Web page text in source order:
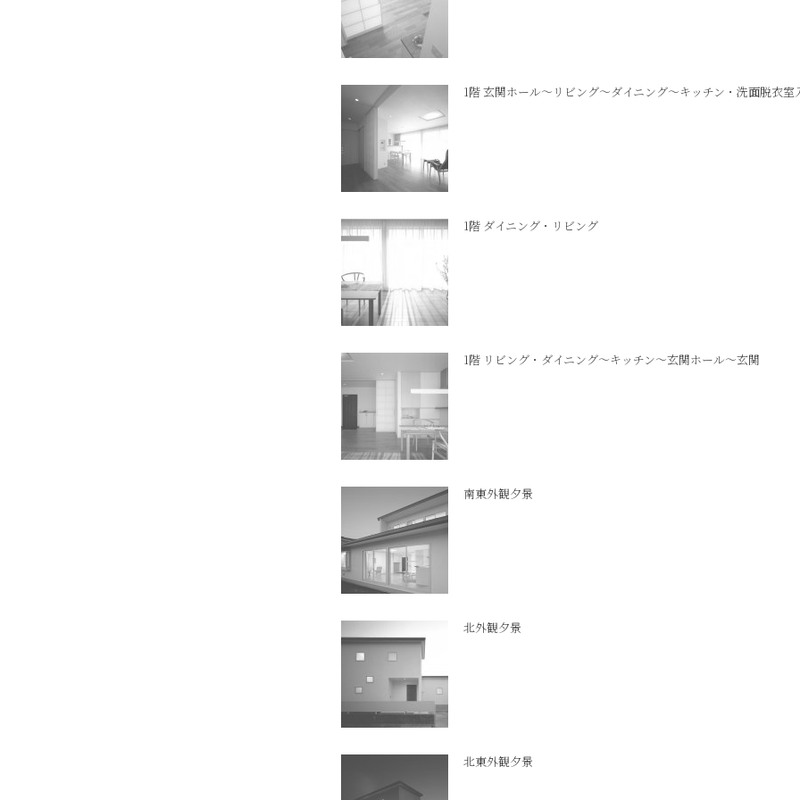
1階 玄関ホール～リビング～ダイニング～キッチン・洗面脱衣室
1階 ダイニング・リビング
1階 リビング・ダイニング～キッチン～玄関ホール～玄関
南東外観夕景
北外観夕景
北東外観夕景